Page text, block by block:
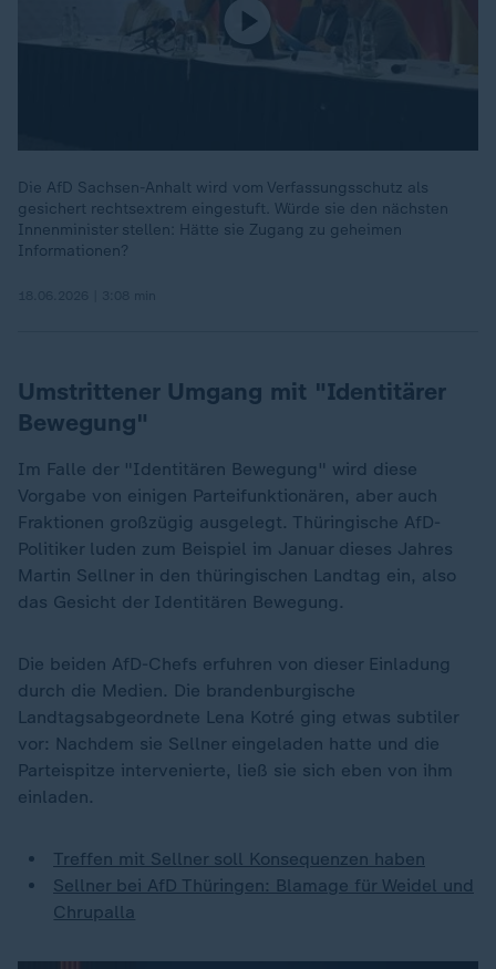
Die AfD Sachsen-Anhalt wird vom Verfassungsschutz als
gesichert rechtsextrem eingestuft. Würde sie den nächsten
Innenminister stellen: Hätte sie Zugang zu geheimen
Informationen?
Umstrittener Umgang mit "Identitärer
Bewegung"
Im Falle der "Identitären Bewegung" wird diese
Vorgabe von einigen Parteifunktionären, aber auch
Fraktionen großzügig ausgelegt. Thüringische AfD-
Politiker luden zum Beispiel im Januar dieses Jahres
Martin Sellner in den thüringischen Landtag ein, also
das Gesicht der Identitären Bewegung.
Die beiden AfD-Chefs erfuhren von dieser Einladung
durch die Medien. Die brandenburgische
Landtagsabgeordnete Lena Kotré ging etwas subtiler
vor: Nachdem sie Sellner eingeladen hatte und die
Parteispitze intervenierte, ließ sie sich eben von ihm
einladen.
Treffen mit Sellner soll Konsequenzen haben
Sellner bei AfD Thüringen: Blamage für Weidel und
Chrupalla